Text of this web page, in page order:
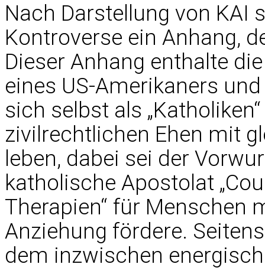
Nach Darstellung von KAI
Kontroverse ein Anhang,
Dieser Anhang enthalte
eines US-Amerikaners
sich selbst als
zivilrechtlichen Ehen mit
leben, dabei sei der
katholische Apostolat
Therapien“ für Menschen
Anziehung fördere.
dem inzwischen